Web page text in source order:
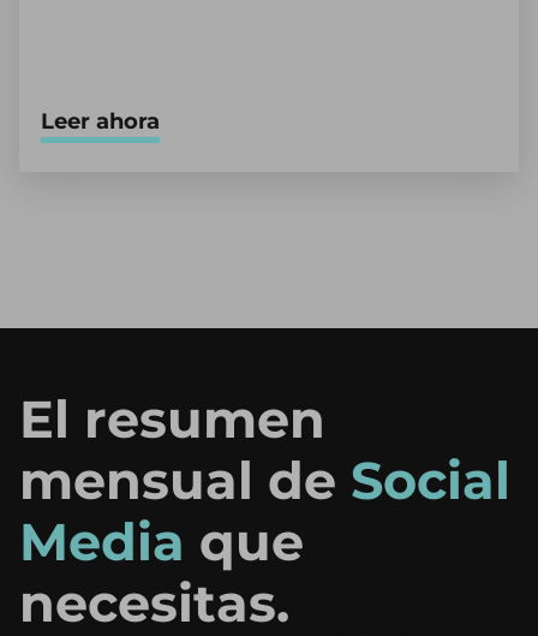
Leer ahora
El resumen
mensual de Social
Media que
necesitas.